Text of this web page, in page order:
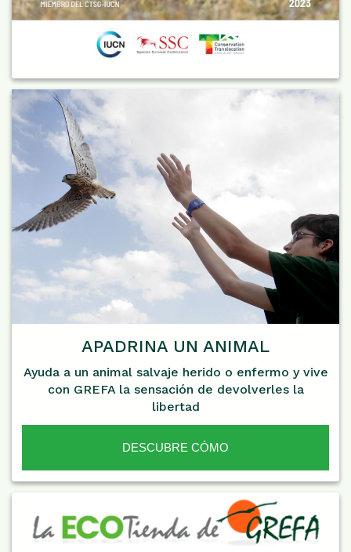
APADRINA UN ANIMAL
Ayuda a un animal salvaje herido o enfermo y vive
con GREFA la sensación de devolverles la
libertad
DESCUBRE CÓMO